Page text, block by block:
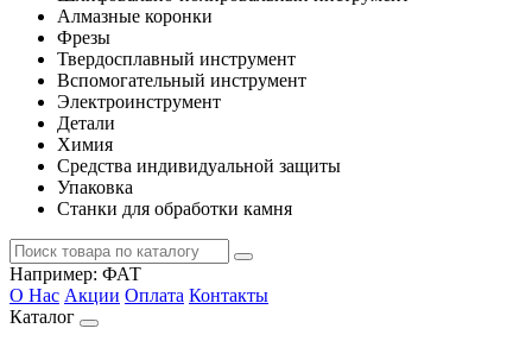
Алмазные коронки
Фрезы
Твердосплавный инструмент
Вспомогательный инструмент
Электроинструмент
Детали
Химия
Средства индивидуальной защиты
Упаковка
Станки для обработки камня
Например: ФАТ
О Нас Акции Оплата Контакты
Каталог